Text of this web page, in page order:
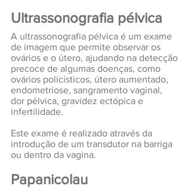
Ultrassonografia pélvica
A ultrassonografia pélvica é um exame
de imagem que permite observar os
ovários e o útero, ajudando na detecção
precoce de algumas doenças, como
ovários policísticos, útero aumentado,
endometriose, sangramento vaginal,
dor pélvica, gravidez ectópica e
infertilidade.
Este exame é realizado através da
introdução de um transdutor na barriga
ou dentro da vagina.
Papanicolau